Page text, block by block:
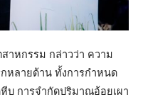
าหกรรม กล่าวว่า ความ
กหลายด้าน ทั้งการกำหนด
บ การจำกัดปริมาณอ้อยเผา